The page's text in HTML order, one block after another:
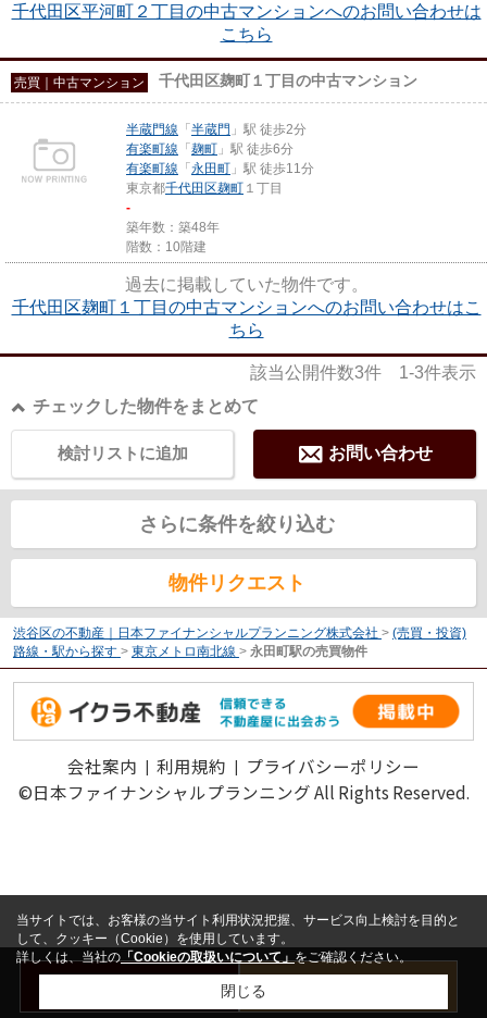
千代田区平河町２丁目の中古マンションへのお問い合わせは
こちら
売買｜中古マンション 千代田区麹町１丁目の中古マンション
半蔵門線 「半蔵門 」駅 徒歩2分
有楽町線 「麹町 」駅 徒歩6分
有楽町線 「永田町 」駅 徒歩11分
東京都千代田区麹町 １丁目
-
築年数：築48年
階数：10階建
過去に掲載していた物件です。
千代田区麹町１丁目の中古マンションへのお問い合わせはこ
ちら
該当公開件数3件 1-3件表示
チェックした物件をまとめて
お問い合わせ
検討リストに追加
さらに条件を絞り込む
物件リクエスト
渋谷区の不動産｜日本ファイナンシャルプランニング株式会社 > (売買・投資)
路線・駅から探す > 東京メトロ南北線 > 永田町駅の売買物件
会社案内 利用規約
プライバシーポリシー
©日本ファイナンシャルプランニング All Rights Reserved.
当サイトでは、お客様の当サイト利用状況把握、サービス向上検討を目的と
して、クッキー（Cookie）を使用しています。
詳しくは、当社の「Cookieの取扱いについて」をご確認ください。
閉じる